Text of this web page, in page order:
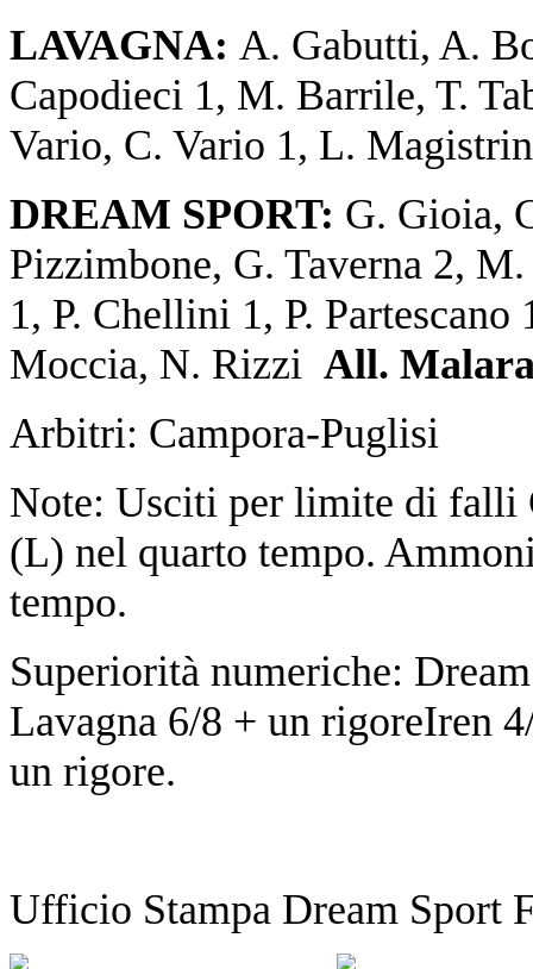
LAVAGNA: A. Gabutti, A.
Capodieci 1, M. Barrile, T.
Vario, C. Vario 1, L.
DREAM SPORT: G. Gioia,
Pizzimbone, G. Taverna 2,
1, P. Chellini 1, P.
Moccia, N. Rizzi All.
Arbitri: Campora-Puglisi
Note: Usciti per limite di
(L) nel quarto tempo.
tempo.
Superiorità numeriche:
Lavagna 6/8 + un rigoreIren
un rigore.
Ufficio Stampa Dream Sport